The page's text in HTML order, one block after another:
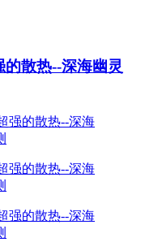
散热--深海幽灵